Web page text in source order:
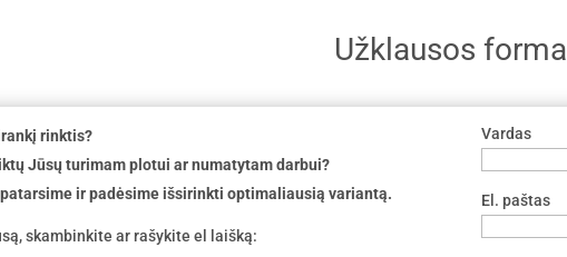
Užklausos forma
rinktis?
Jūsų turimam plotui ar numatytam darbui?
ir padėsime išsirinkti optimaliausią variantą.
skambinkite ar rašykite el laišką:
Vardas
El. paštas